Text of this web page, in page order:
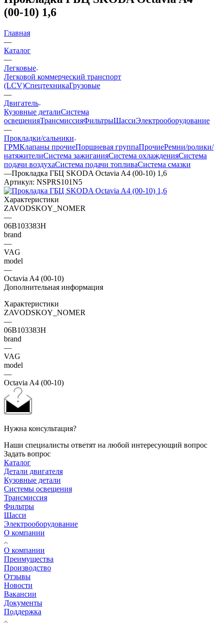
(00-10) 1,6
Главная
—
Каталог
—
Легковые
Легковой коммерческий транспорт
(LCV)СпецтехникаГрузовые
—
Двигатель
Кузовные деталиСистема
освещенияТрансмиссияФильтрыШассиЭлектрооборудование
—
Прокладки/сальники
ГРМКлапаны прочиеПоршневая группаПрочиеРемни/ролики/
натяжителиСистема зажиганияСистема охлажденияСистема
подачи воздухаСистема подачи топливаСистема смазки
—Прокладка ГБЦ SKODA Octavia A4 (00-10) 1,6
Артикул: NSPRS101N5
Характеристики
ZAVODSKOY_NOMER
—
06B103383H
brand
—
VAG
model
—
Octavia A4 (00-10)
Дополнительная информация
Характеристики
ZAVODSKOY_NOMER
—
06B103383H
brand
—
VAG
model
—
Octavia A4 (00-10)
Нужна консультация?
Наши специалисты ответят на любой интересующий вопрос
Задать вопрос
Каталог
Детали двигателя
Кузовные детали
Системы освещения
Трансмиссия
Фильтры
Шасси
Электрооборудование
О компании
О компании
Преимущества
Производство
Отзывы
Новости
Вакансии
Документы
Поддержка